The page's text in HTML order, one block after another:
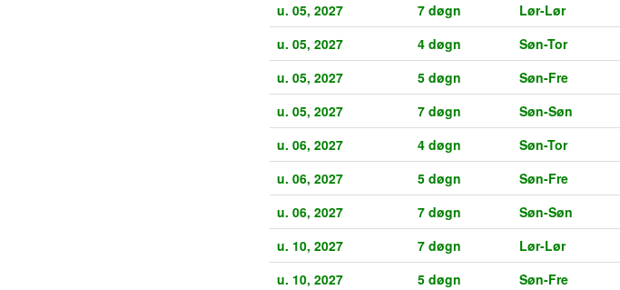
u. 05, 2027
7 døgn Lør-Lør
u. 05, 2027
4 døgn Søn-Tor
u. 05, 2027
5 døgn Søn-Fre
u. 05, 2027
7 døgn Søn-Søn
u. 06, 2027
4 døgn Søn-Tor
u. 06, 2027
5 døgn Søn-Fre
u. 06, 2027
7 døgn Søn-Søn
u. 10, 2027
7 døgn Lør-Lør
u. 10, 2027
5 døgn Søn-Fre